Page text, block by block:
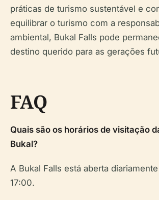
práticas de turismo sustentável e
equilibrar o turismo com a
ambiental, Bukal Falls pode
destino querido para as gerações
FAQ
Quais são os horários de visitação
Bukal?
A Bukal Falls está aberta
17:00.